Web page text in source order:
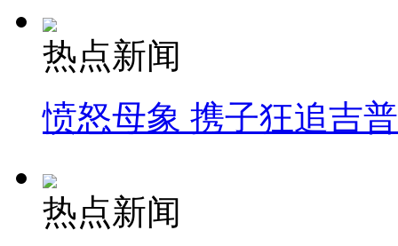
热点新闻
愤怒母象 携子狂追吉
热点新闻